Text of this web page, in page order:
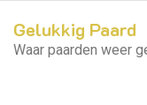
Gelukkig Paard
Waar paarden weer